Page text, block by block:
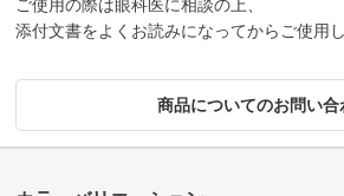
ご使用の際は眼科医に相談の上、
添付文書をよくお読みになってからご使用し
商品についてのお問い合